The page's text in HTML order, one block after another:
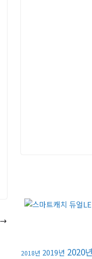
2018년 2019년 2020년